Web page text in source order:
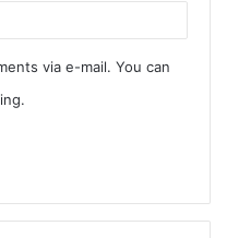
via e-mail. You can